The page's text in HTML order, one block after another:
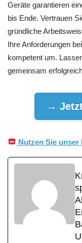
Geräte garantieren
bis Ende. Vertrauen
gründliche
Ihre Anforderungen
kompetent um.
gemeinsam
→
Nutzen Sie